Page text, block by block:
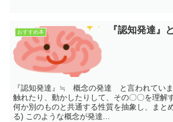
おすすめ本 『認知発達』
『認知発達』≒ 概念の発達 と言われていま
触れたり、動かしたりして、その〇〇を理解
何か別のものと共通する性質を抽象し、まと
る) このような概念が発達...